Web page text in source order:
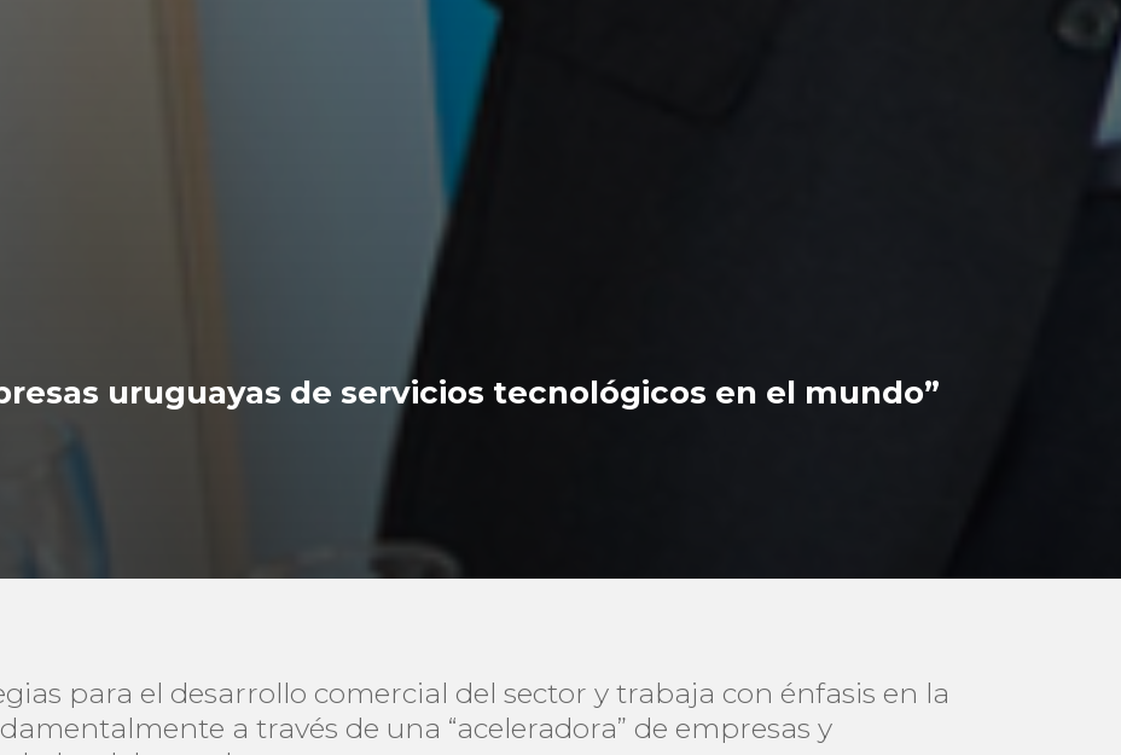
uruguayas de servicios tecnológicos en el mundo”
para el desarrollo comercial del sector y trabaja con énfasis en la
a través de una “aceleradora” de empresas y